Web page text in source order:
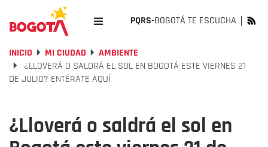
PQRS-BOGOTÁ TE ESCUCHA
INICIO MI CIUDAD
AMBIENTE
¿LLOVERÁ O SALDRÁ EL SOL EN BOGOTÁ ESTE VIERNES 21
DE JULIO? ENTÉRATE AQUÍ
¿Lloverá o saldrá el sol en